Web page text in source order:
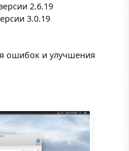
2.6.19
3.0.19
ошибок и улучшения